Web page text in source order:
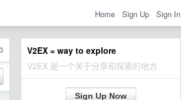
Home Sign Up Sign In
V2EX = way to explore
V2EX 是一个关于分享和探索的地方
Sign Up Now